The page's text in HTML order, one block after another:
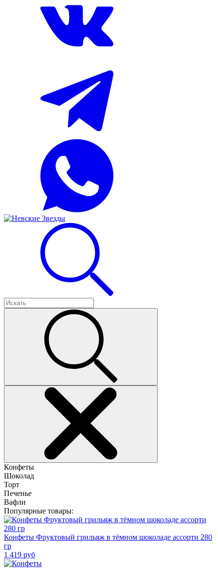
Конфеты
Шоколад
Торт
Печенье
Вафли
Популярные товары:
Конфеты Фруктовый грильяж в тёмном шоколаде ассорти 280
гр
1 419 руб